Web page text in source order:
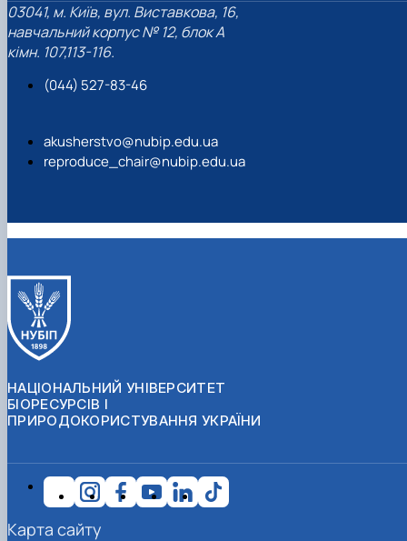
03041, м. Київ, вул. Виставкова, 16,
навчальний корпус № 12, блок А
кімн. 107,113-116.
(044) 527-83-46
akusherstvo@nubip.edu.ua
reproduce_chair@nubip.edu.ua
НАЦІОНАЛЬНИЙ УНІВЕРСИТЕТ
БІОРЕСУРСІВ І
ПРИРОДОКОРИСТУВАННЯ УКРАЇНИ
Карта сайту